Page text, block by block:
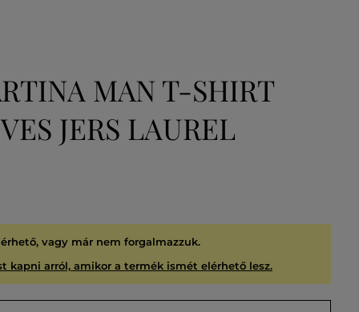
MAN T-SHIRT
JERS LAUREL
vagy már nem forgalmazzuk.
kapni arról, amikor a termék ismét elérhető lesz.